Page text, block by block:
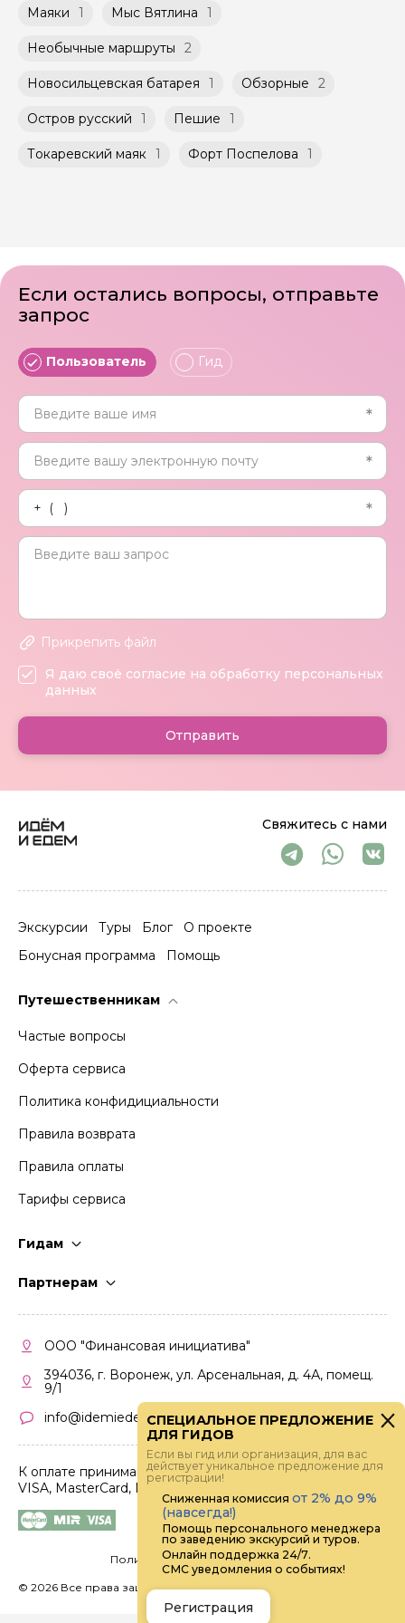
заключенного между Организатором и
к Оферте Сервиса.
Способы оплаты на сайте: Картой
российского банка можно оплатить любую
условиях, что и групповые, но с количество
участников ограничено (группа может быть
Маяки 1 Мыс Вятлина 1
Необычные маршруты 2
Новосильцевская батарея 1 Обзорные 2
Остров русский 1 Пешие 1
Токаревский маяк 1 Форт Поспелова 1
Свяжитесь с нами
Экскурсии Туры Блог
О проекте
Бонусная программа
Помощь
Путешественникам
Частые вопросы
Оферта сервиса
Политика конфидициальности
Правила возврата
Правила оплаты
Тарифы сервиса
Гидам
Партнерам
Кабинет партнера
Правила участия
ООО "Финансовая инициатива"
394036, г. Воронеж, ул. Арсенальная, д. 4А, помещ.
9/1
info@idemiedem.ru
К оплате принимаются карты
VISA, MasterCard, МИР
Политика конфиденциальности
© 2026 Все права защищены.
Если остались вопросы, отправьте
запрос
Пользователь Гид
Прикрепить файл
Я даю своё согласие на обработку персональных
данных
Отправить
СПЕЦИАЛЬНОЕ ПРЕДЛОЖЕНИЕ
ДЛЯ ГИДОВ
Если вы гид или организация, для вас
действует уникальное предложение для
регистрации!
Сниженная комиссия от 2% до 9%
(навсегда!)
Помощь персонального менеджера
по заведению экскурсий и туров.
Онлайн поддержка 24/7.
СМС уведомления о событиях!
Регистрация